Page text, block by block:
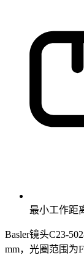
最小工作距
Basler镜头C23-
mm，光圈范围为